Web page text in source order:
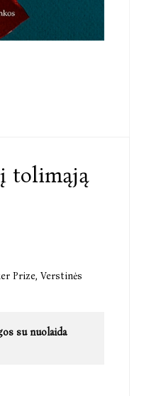
tolimąją
Prize, Verstinės
su nuolaida